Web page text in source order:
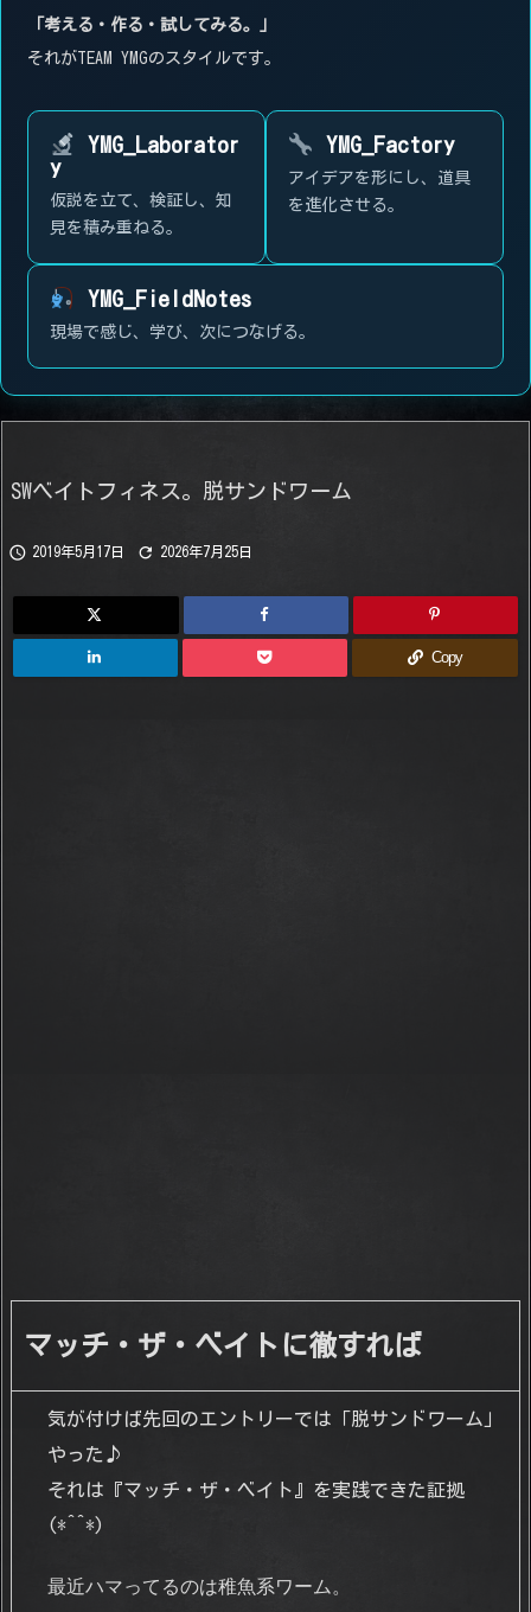
「考える・作る・試してみる。」
それがTEAM YMGのスタイルです。
YMG_Laborator
y
仮説を立て、検証し、知
見を積み重ねる。
YMG_Factory
アイデアを形にし、道具
を進化させる。
YMG_FieldNotes
現場で感じ、学び、次につなげる。
SWベイトフィネス。脱サンドワーム
 2019年5月17日  2026年7月25日
Copy
マッチ・ザ・ベイトに徹すれば
気が付けば先回のエントリーでは「脱サンドワーム」
やった♪
それは『マッチ・ザ・ベイト』を実践できた証拠
(*^^*)
最近ハマってるのは稚魚系ワーム。